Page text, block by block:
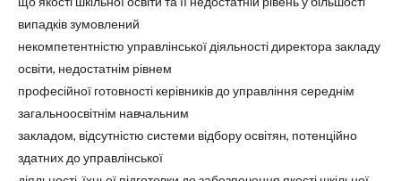
випадків зумовлений
некомпетентністю управлінської діяльності директора закладу
освіти, недостатнім рівнем
професійної готовності керівників до управління середнім
загальноосвітнім навчальним
закладом, відсутністю системи відбору освітян, потенційно
здатних до управлінської